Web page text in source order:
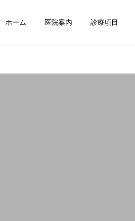
ホーム 医院案内 診療項目